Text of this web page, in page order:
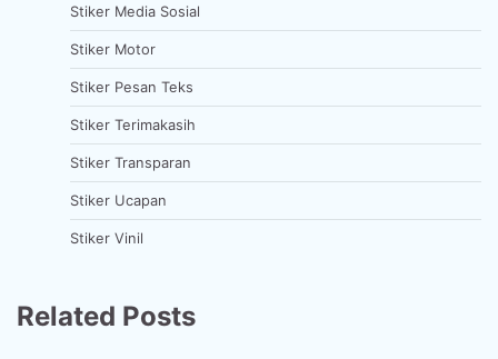
Stiker Media Sosial
Stiker Motor
Stiker Pesan Teks
Stiker Terimakasih
Stiker Transparan
Stiker Ucapan
Stiker Vinil
Related Posts